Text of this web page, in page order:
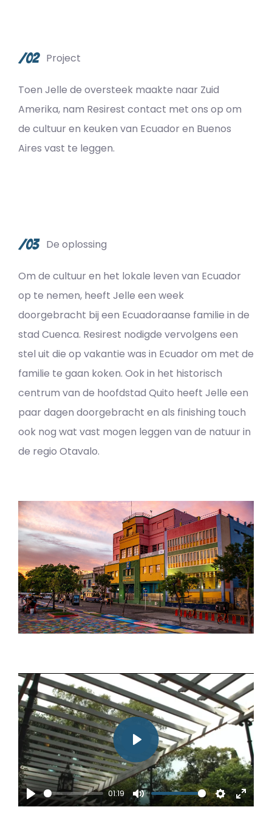
/02 Project
Toen Jelle de oversteek maakte naar Zuid
Amerika, nam Resirest contact met ons op om
de cultuur en keuken van Ecuador en Buenos
Aires vast te leggen.
/03 De oplossing
Om de cultuur en het lokale leven van Ecuador
op te nemen, heeft Jelle een week
doorgebracht bij een Ecuadoraanse familie in de
stad Cuenca. Resirest nodigde vervolgens een
stel uit die op vakantie was in Ecuador om met de
familie te gaan koken. Ook in het historisch
centrum van de hoofdstad Quito heeft Jelle een
paar dagen doorgebracht en als finishing touch
ook nog wat vast mogen leggen van de natuur in
de regio Otavalo.
Play
01:19
Mute Settings
Enter
Play